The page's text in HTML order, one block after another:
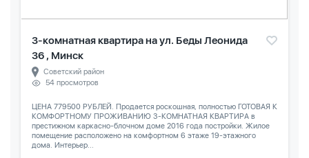
3-комнатная квартира на ул. Беды Леонида
36 , Минск
Советский район
54 просмотров
ЦЕНА 779500 РУБЛЕЙ. Продается роскошная, полностью ГОТОВАЯ К
КОМФОРТНОМУ ПРОЖИВАНИЮ 3-КОМНАТНАЯ КВАРТИРА в
престижном каркасно-блочном доме 2016 года постройки. Жилое
помещение расположено на комфортном 6 этаже 19-этажного
дома. Интерьер...